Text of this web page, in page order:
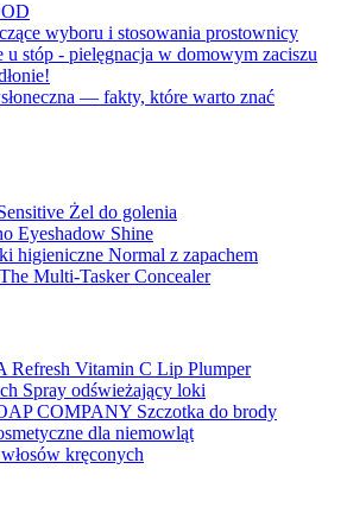
wyboru i stosowania prostownicy
u stóp - pielęgnacja w domowym zaciszu
— fakty, które warto znać
Żel do golenia
Eyeshadow Shine
higieniczne Normal z zapachem
Multi-Tasker Concealer
Refresh Vitamin C Lip Plumper
Spray odświeżający loki
COMPANY Szczotka do brody
dla niemowląt
kręconych